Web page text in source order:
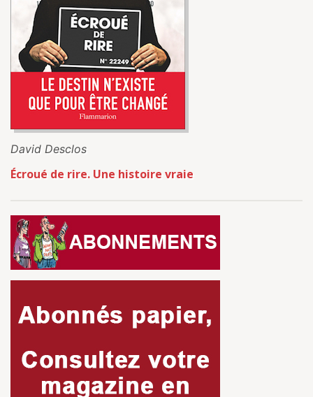
David Desclos
Écroué de rire. Une histoire vraie